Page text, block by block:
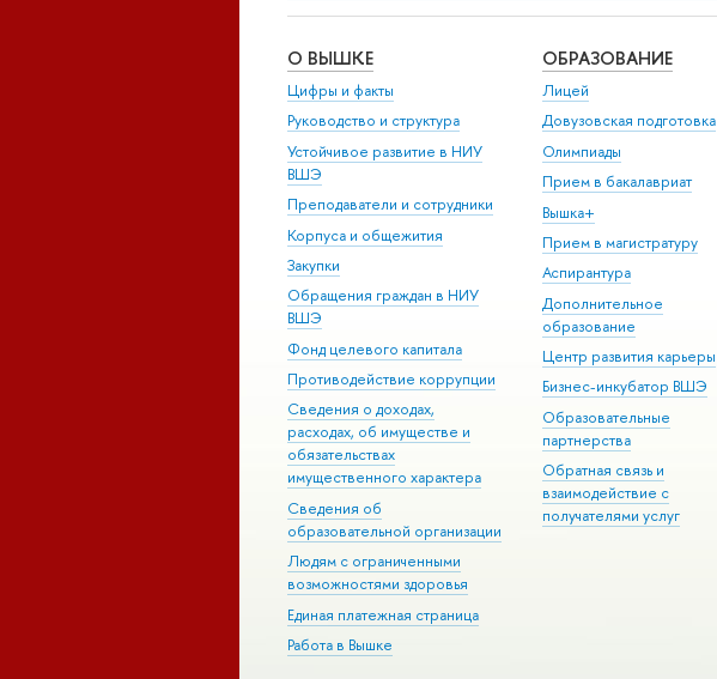
О ВЫШКЕ
Цифры и факты
Руководство и структура
Устойчивое развитие в НИУ
ВШЭ
Преподаватели и сотрудники
Корпуса и общежития
Закупки
Обращения граждан в НИУ
ВШЭ
Фонд целевого капитала
Противодействие коррупции
Сведения о доходах,
расходах, об имуществе и
обязательствах
имущественного характера
Сведения об
образовательной организации
Людям с ограниченными
возможностями здоровья
Единая платежная страница
Работа в Вышке
ОБРАЗОВАНИЕ
Лицей
Довузовская подготовка
Олимпиады
Прием в бакалавриат
Вышка+
Прием в магистратуру
Аспирантура
Дополнительное
образование
Центр развития карьеры
Бизнес-инкубатор ВШЭ
Образовательные
партнерства
Обратная связь и
взаимодействие с
получателями услуг